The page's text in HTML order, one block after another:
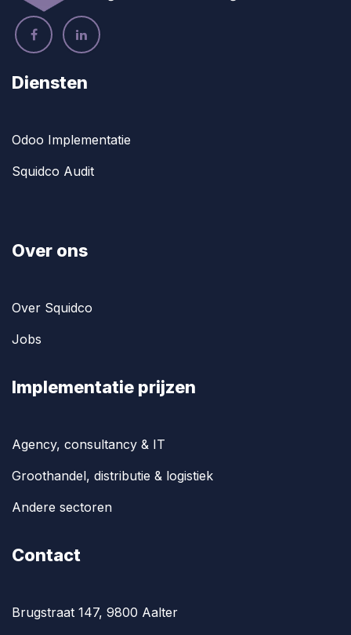
Diensten
Odoo Implementatie
Squidco Audit
Contact
Brugstraat 147, 9800 Aalter
Over ons
Over Squidco
Jobs
Implementatie prijzen
Agency, consultancy & IT
Groothandel, distributie & logistiek
Andere sectoren